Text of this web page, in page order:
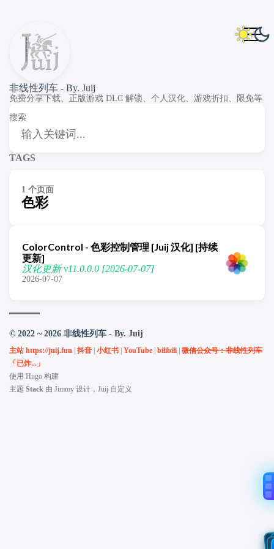
非线性列车 - By. Juij
免费分享下载、正版游戏 DLC 解锁、个人汉化、游戏折扣、限免等
搜索
TAGS
1 个页面
色彩
ColorControl - 色彩控制管理 [Juij 汉化] [持续
更新]
汉化更新 v11.0.0.0 [2026-07-07]
2026-07-07
© 2022 ~ 2026 非线性列车 - By. Juij
主站 https://juij.fun 抖音 小红书 YouTube bilibili 微信公众号：非线性列车
「已炸...」
使用 Hugo 构建
主题 Stack 由 Jimmy 设计，Juij 自定义